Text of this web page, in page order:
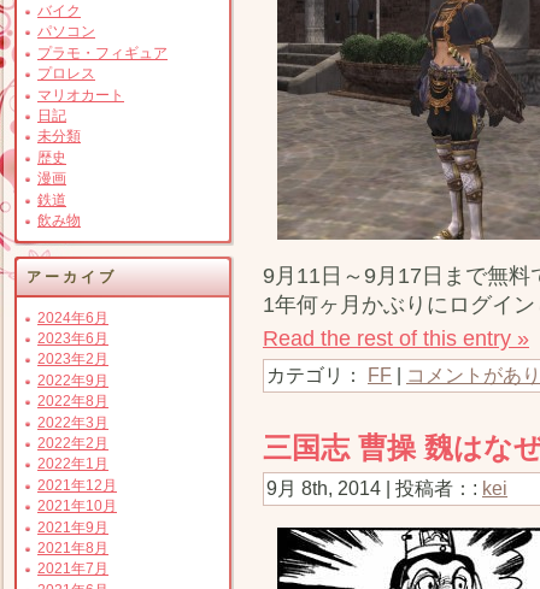
バイク
パソコン
プラモ・フィギュア
プロレス
マリオカート
日記
未分類
歴史
漫画
鉄道
飲み物
アーカイブ
2024年6月
2023年6月
2023年2月
2022年9月
2022年8月
2022年3月
2022年2月
2022年1月
2021年12月
2021年10月
2021年9月
2021年8月
2021年7月
9月11日～9月17日まで無料
1年何ヶ月かぶりにログイ
Read the rest of this entry »
カテゴリ： FF | コメントがあ
三国志 曹操 魏はな
9月 8th, 2014 | 投稿者：: kei